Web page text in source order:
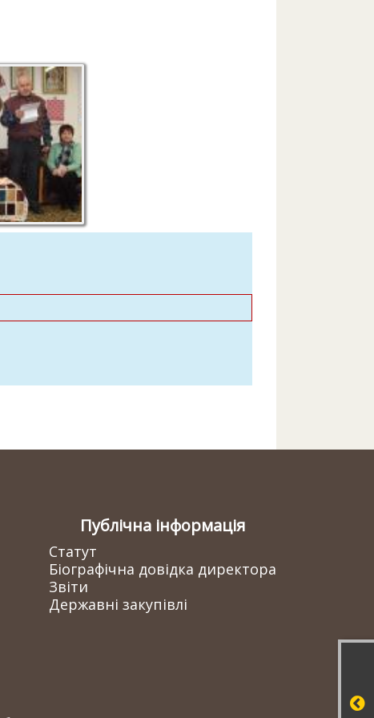
Публічна інформація
Статут
Біографічна довідка директора
Звіти
Державні закупівлі